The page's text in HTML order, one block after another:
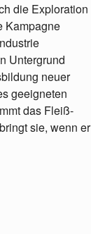
die Exploration
Kampagne
Untergrund
neuer
geeigneten
das Fleiß-
sie, wenn er